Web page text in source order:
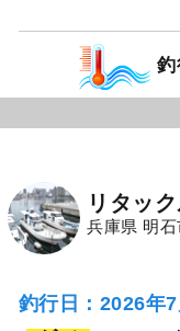
釣
リタッ
兵庫県 明
釣行日：2026年